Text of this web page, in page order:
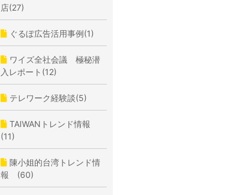
店(27)
ぐるぽ広告活用事例(1)
ワイズ全社会議 極秘潜
入レポート(12)
テレワーク経験談(5)
TAIWANトレンド情報
(11)
陳小姐的台湾トレンド情
報 (60)